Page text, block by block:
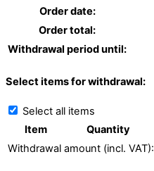
Order date:
Order total:
Withdrawal period until:
Select items for withdrawal:
Select all items
Item
Quantity
Withdrawal amount (incl. VAT):